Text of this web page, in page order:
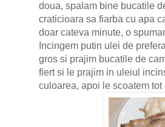
doua, spalam bine bucatile
craticioara sa fiarba cu apa
doar cateva minute, o
Incingem putin ulei de
gros si prajim bucatile de
fiert si le prajim in uleiul
culoarea, apoi le scoatem